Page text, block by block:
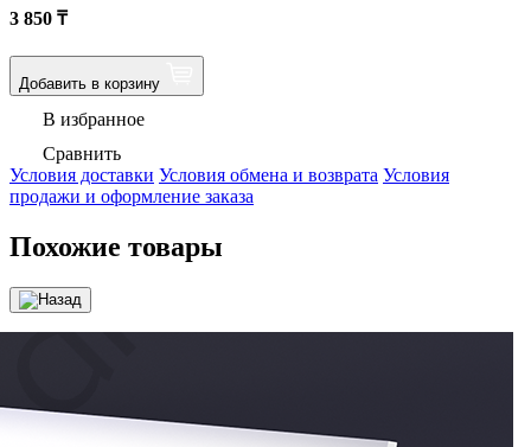
3 850 ₸
Добавить в корзину
В избранное
Сравнить
Условия доставки Условия обмена и возврата Условия
продажи и оформление заказа
Похожие товары